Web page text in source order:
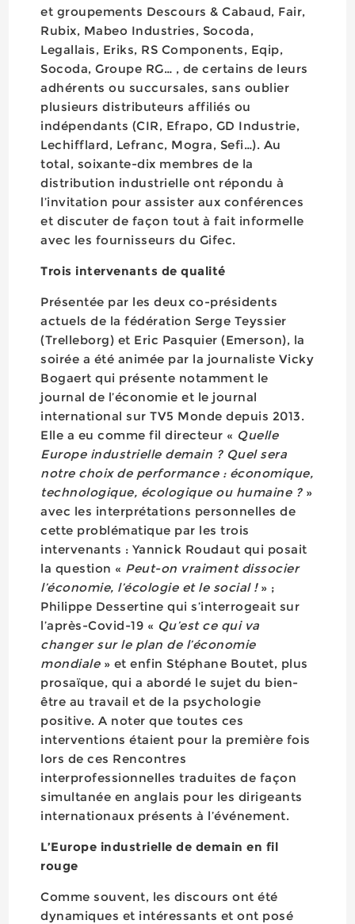
et groupements Descours & Cabaud, Fair,
Rubix, Mabeo Industries, Socoda,
Legallais, Eriks, RS Components, Eqip,
Socoda, Groupe RG… , de certains de leurs
adhérents ou succursales, sans oublier
plusieurs distributeurs affiliés ou
indépendants (CIR, Efrapo, GD Industrie,
Lechifflard, Lefranc, Mogra, Sefi…). Au
total, soixante-dix membres de la
distribution industrielle ont répondu à
l’invitation pour assister aux conférences
et discuter de façon tout à fait informelle
avec les fournisseurs du Gifec.
Trois intervenants de qualité
Présentée par les deux co-présidents
actuels de la fédération Serge Teyssier
(Trelleborg) et Eric Pasquier (Emerson), la
soirée a été animée par la journaliste Vicky
Bogaert qui présente notamment le
journal de l’économie et le journal
international sur TV5 Monde depuis 2013.
Elle a eu comme fil directeur « Quelle
Europe industrielle demain ? Quel sera
notre choix de performance : économique,
technologique, écologique ou humaine ?»
avec les interprétations personnelles de
cette problématique par les trois
intervenants : Yannick Roudaut qui posait
la question « Peut-on vraiment dissocier
l’économie, l’écologie et le social !» ;
Philippe Dessertine qui s’interrogeait sur
l’après-Covid-19 « Qu’est ce qui va
changer sur le plan de l’économie
mondiale» et enfin Stéphane Boutet, plus
prosaïque, qui a abordé le sujet du bien-
être au travail et de la psychologie
positive. A noter que toutes ces
interventions étaient pour la première fois
lors de ces Rencontres
interprofessionnelles traduites de façon
simultanée en anglais pour les dirigeants
internationaux présents à l’événement.
L’Europe industrielle de demain en fil
rouge
Comme souvent, les discours ont été
dynamiques et intéressants et ont posé